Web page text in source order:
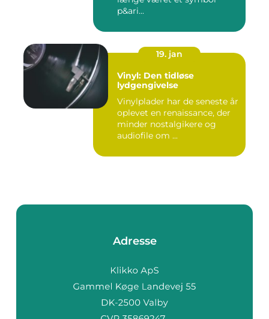
p&ari...
19. jan
Vinyl: Den tidløse
lydgengivelse
Vinylplader har de seneste år
oplevet en renaissance, der
minder nostalgikere og
audiofile om ...
Adresse